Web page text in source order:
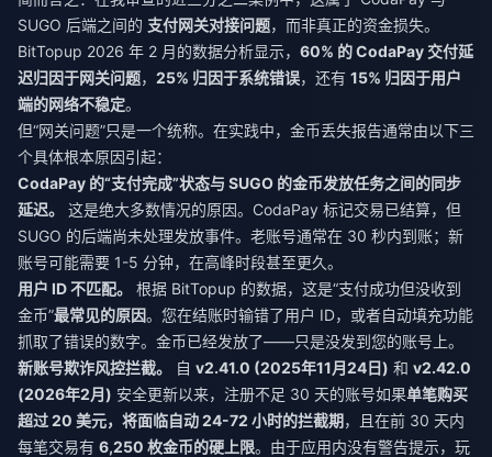
SUGO 后端之间的 支付网关对接问题，而非真正的资金损失。
BitTopup 2026 年 2 月的数据分析显示， 60% 的 CodaPay 交付延
迟归因于网关问题， 25% 归因于系统错误，还有 15% 归因于用户
端的网络不稳定。
但“网关问题”只是一个统称。在实践中，金币丢失报告通常由以下三
个具体根本原因引起：
CodaPay 的“支付完成”状态与 SUGO 的金币发放任务之间的同步
延迟。
这是绝大多数情况的原因。CodaPay 标记交易已结算，但
SUGO 的后端尚未处理发放事件。老账号通常在 30 秒内到账；新
账号可能需要 1-5 分钟，在高峰时段甚至更久。
用户 ID 不匹配。
根据 BitTopup 的数据，这是“支付成功但没收到
金币”最常见的原因。您在结账时输错了用户 ID，或者自动填充功能
抓取了错误的数字。金币已经发放了——只是没发到您的账号上。
新账号欺诈风控拦截。
自 v2.41.0 (2025年11月24日) 和 v2.42.0
(2026年2月) 安全更新以来，注册不足 30 天的账号如果单笔购买
超过 20 美元，将面临自动 24-72 小时的拦截期，且在前 30 天内
每笔交易有 6,250 枚金币的硬上限。由于应用内没有警告提示，玩